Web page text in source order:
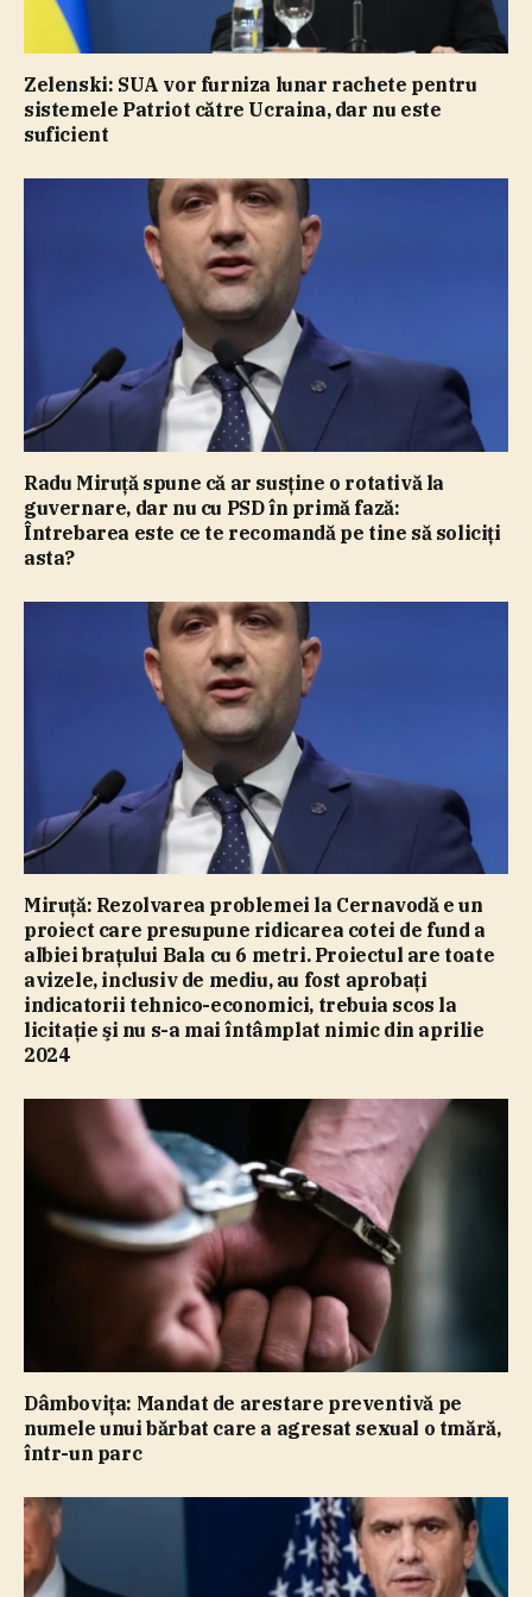
Zelenski: SUA vor furniza lunar rachete pentru
sistemele Patriot către Ucraina, dar nu este
suficient
Radu Miruţă spune că ar susţine o rotativă la
guvernare, dar nu cu PSD în primă fază:
Întrebarea este ce te recomandă pe tine să soliciţi
asta?
Miruţă: Rezolvarea problemei la Cernavodă e un
proiect care presupune ridicarea cotei de fund a
albiei braţului Bala cu 6 metri. Proiectul are toate
avizele, inclusiv de mediu, au fost aprobaţi
indicatorii tehnico-economici, trebuia scos la
licitaţie şi nu s-a mai întâmplat nimic din aprilie
2024
Dâmboviţa: Mandat de arestare preventivă pe
numele unui bărbat care a agresat sexual o tmără,
într-un parc